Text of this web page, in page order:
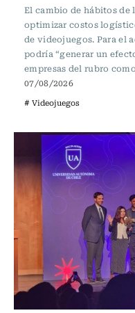
El cambio de hábitos de
optimizar costos
de videojuegos. Para el
podría “generar un
empresas del rubro
07/08/2026
# Videojuegos